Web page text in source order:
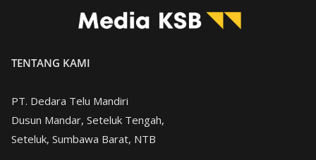
TENTANG KAMI
PT. Dedara Telu Mandiri
Dusun Mandar, Seteluk Tengah,
Seteluk, Sumbawa Barat, NTB